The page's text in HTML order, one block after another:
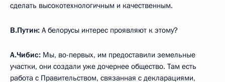
сделать высокотехнологичным и качественным.
В.Путин: А белорусы интерес проявляют к этому?
А.Чибис: Мы, во-первых, им предоставили земельные
участки, они создали уже дочернее общество. Там есть
работа с Правительством, связанная с декларациями,